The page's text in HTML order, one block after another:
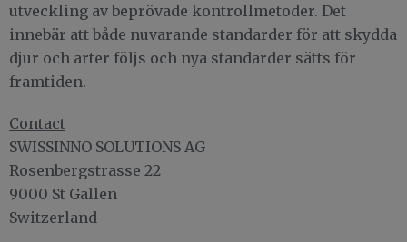
utveckling av beprövade kontrollmetoder. Det
innebär att både nuvarande standarder för att skydda
djur och arter följs och nya standarder sätts för
framtiden.
Contact
SWISSINNO SOLUTIONS AG
Rosenbergstrasse 22
9000 St Gallen
Switzerland